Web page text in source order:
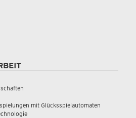
mit Glücksspielautomaten